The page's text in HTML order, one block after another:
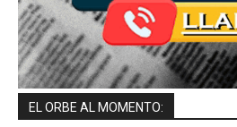
EL ORBE AL MOMENTO: